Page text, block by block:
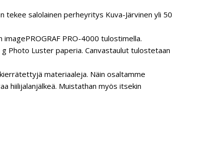
tekee salolainen perheyritys Kuva-Järvinen yli 50
PRO-4000 tulostimella.
Photo Luster paperia. Canvastaulut tulostetaan
materiaaleja. Näin osaltamme
hiilijalanjälkeä. Muistathan myös itsekin